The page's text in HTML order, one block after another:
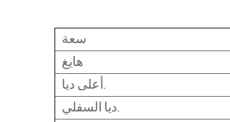
سعة
هايغ